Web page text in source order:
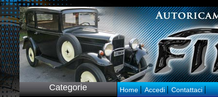
p:/
Categorie Home Accedi Contattaci